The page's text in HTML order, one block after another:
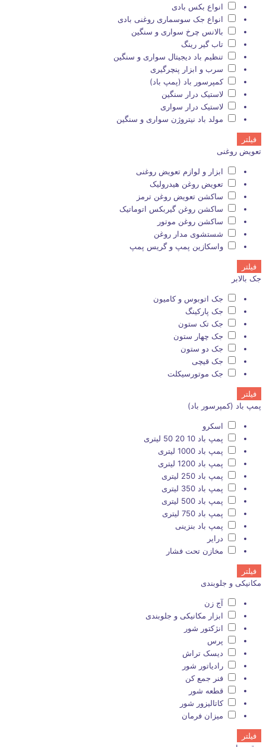
انواع بکس بادی
انواع جک سوسماری روغنی بادی
بالانس چرخ سواری و سنگین
تاب گیر رینگ
تنظیم باد دیجیتال سواری و سنگین
سرب و ابزار پنچرگیری
کمپرسور باد (پمپ باد)
لاستیک درار سنگین
لاستیک درار سواری
مولد باد نیتروژن سواری و سنگین
فیلتر
تعویض روغنی
ابزار و لوازم تعویض روغنی
تعویض روغن هیدرولیک
ساکشن تعویض روغن ترمز
ساکشن روغن گیربکس اتوماتیک
ساکشن روغن موتور
شستشوی مدار روغن
واسکازین پمپ و گریس پمپ
فیلتر
جک بالابر
جک اتوبوس و کامیون
جک پارکینگ
جک تک ستون
جک چهار ستون
جک دو ستون
جک قیچی
جک موتورسیکلت
فیلتر
پمپ باد (کمپرسور باد)
اسکرو
پمپ باد 10 20 50 لیتری
پمپ باد 1000 لیتری
پمپ باد 1200 لیتری
پمپ باد 250 لیتری
پمپ باد 350 لیتری
پمپ باد 500 لیتری
پمپ باد 750 لیتری
پمپ باد بنزینی
درایر
مخازن تحت فشار
فیلتر
مکانیکی و جلوبندی
آج زن
ابزار مکانیکی و جلوبندی
انژکتور شور
پرس
دیسک تراش
رادیاتور شور
فنر جمع کن
قطعه شور
کاتالیزور شور
میزان فرمان
فیلتر